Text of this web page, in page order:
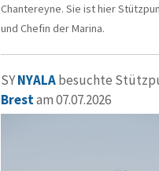
Chantereyne. Sie ist hier
und Chefin der Marina.
SYNYALAbesuchte
Brestam 07.07.2026